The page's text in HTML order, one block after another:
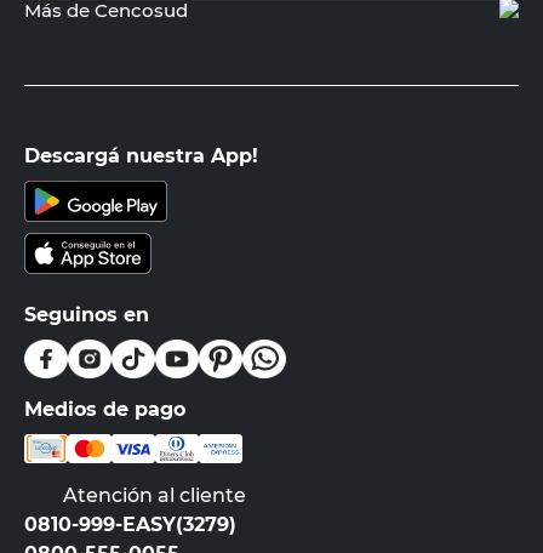
novedades
DNI
Acepto los
Compra Online
Easy